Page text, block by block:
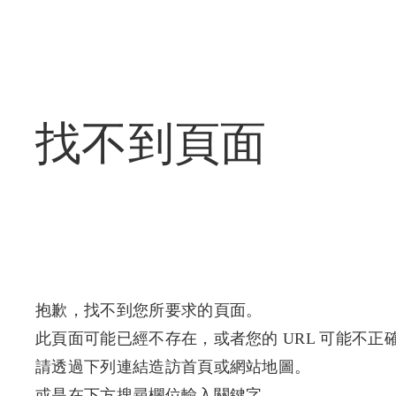
找不到頁面
抱歉，找不到您所要求的頁面。
此頁面可能已經不存在，或者您的 URL 可能不正
請透過下列連結造訪首頁或網站地圖。